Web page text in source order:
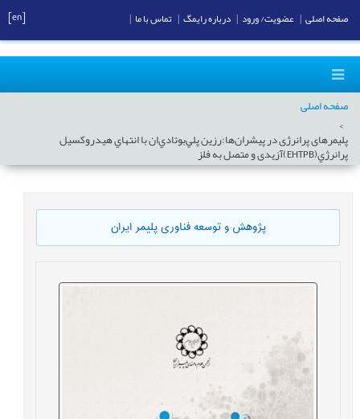
صفحه اصلی
پلیمرهای پرانرژی در پیشران‌ها:رزین پلي‌بوتادي‌ان با انتهاي هيدروکسيل
پرانرژي(EHTPB)آزیدی و متصل به فلز
پژوهش و توسعه فناوری پلیمر ایران
صفحه اصلی عضویت/ ورود درباره رایمگ تماس با ما